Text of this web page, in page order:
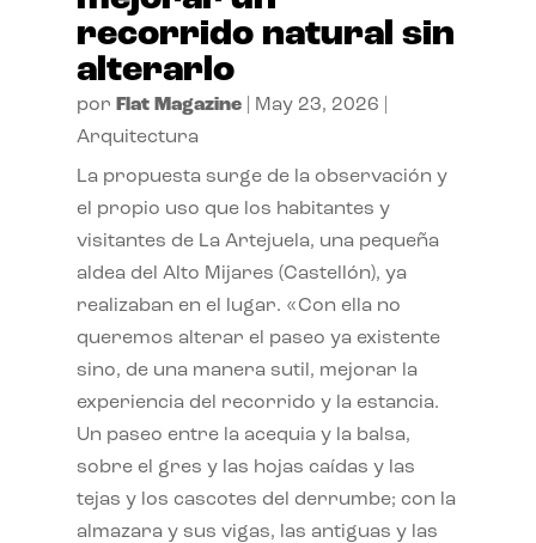
recorrido natural sin
alterarlo
por Flat Magazine| May 23, 2026
Arquitectura
La propuesta surge de la observación y
el propio uso que los habitantes y
visitantes de La Artejuela, una pequeña
aldea del Alto Mijares (Castellón), ya
realizaban en el lugar. «Con ella no
queremos alterar el paseo ya existente
sino, de una manera sutil, mejorar la
experiencia del recorrido y la estancia.
Un paseo entre la acequia y la balsa,
sobre el gres y las hojas caídas y las
tejas y los cascotes del derrumbe; con la
almazara y sus vigas, las antiguas y las